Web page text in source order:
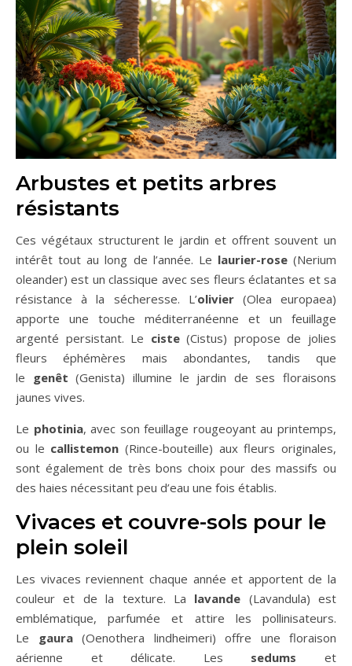
Arbustes et petits arbres
résistants
Ces végétaux structurent le jardin et offrent souvent un
intérêt tout au long de l’année. Le laurier-rose(Nerium
oleander) est un classique avec ses fleurs éclatantes et sa
résistance à la sécheresse. L’olivier(Olea europaea)
apporte une touche méditerranéenne et un feuillage
argenté persistant. Le ciste(Cistus) propose de jolies
fleurs éphémères mais abondantes, tandis que
le genêt (Genista) illumine le jardin de ses floraisons
jaunes vives.
Le photinia, avec son feuillage rougeoyant au printemps,
ou le callistemon (Rince-bouteille) aux fleurs originales,
sont également de très bons choix pour des massifs ou
des haies nécessitant peu d’eau une fois établis.
Vivaces et couvre-sols pour le
plein soleil
Les vivaces reviennent chaque année et apportent de la
couleur et de la texture. La lavande (Lavandula) est
emblématique, parfumée et attire les pollinisateurs.
Le gaura(Oenothera lindheimeri) offre une floraison
aérienne et délicate. Les sedums et